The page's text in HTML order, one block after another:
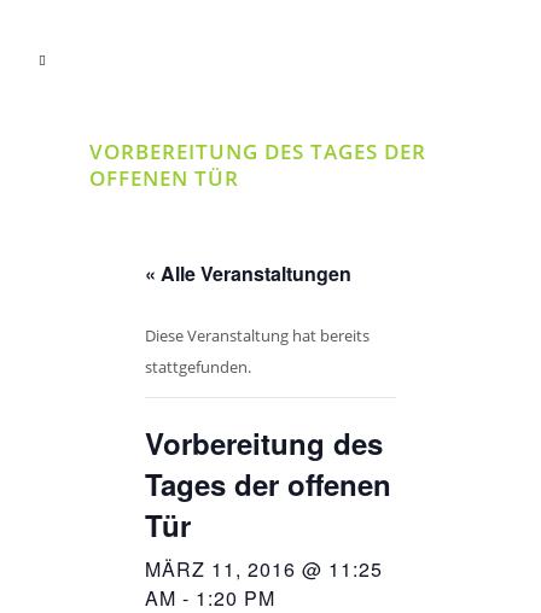
VORBEREITUNG DES TAGES DER
OFFENEN TÜR
« Alle Veranstaltungen
Diese Veranstaltung hat bereits
stattgefunden.
Vorbereitung des
Tages der offenen
Tür
MÄRZ 11, 2016 @ 11:25
AM - 1:20 PM